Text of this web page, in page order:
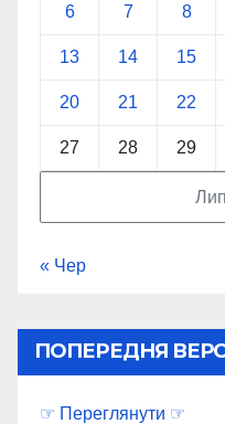
6 7 8
13 14 15
20 21 22
27 28 29
« Чер
ПОПЕРЕДНЯ
☞ Переглянути ☞